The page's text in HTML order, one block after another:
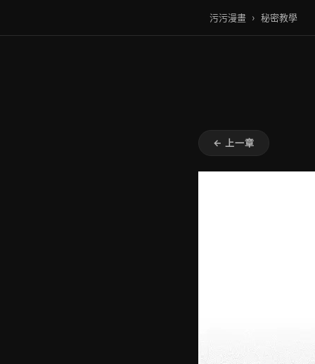
污污漫畫 › 秘密教學
← 上一章